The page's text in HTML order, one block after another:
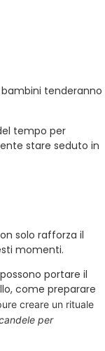
tenderanno
tempo per
stare seduto in
solo rafforza il
momenti.
portare il
come preparare
creare un rituale
per